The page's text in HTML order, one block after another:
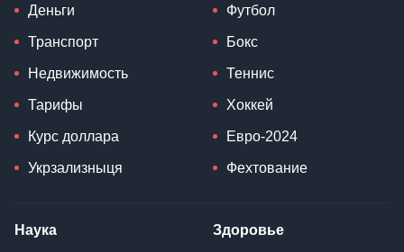
Деньги
Транспорт
Недвижимость
Тарифы
Курс доллара
Укрзализныця
Футбол
Бокс
Теннис
Хоккей
Евро-2024
Фехтование
Наука Здоровье